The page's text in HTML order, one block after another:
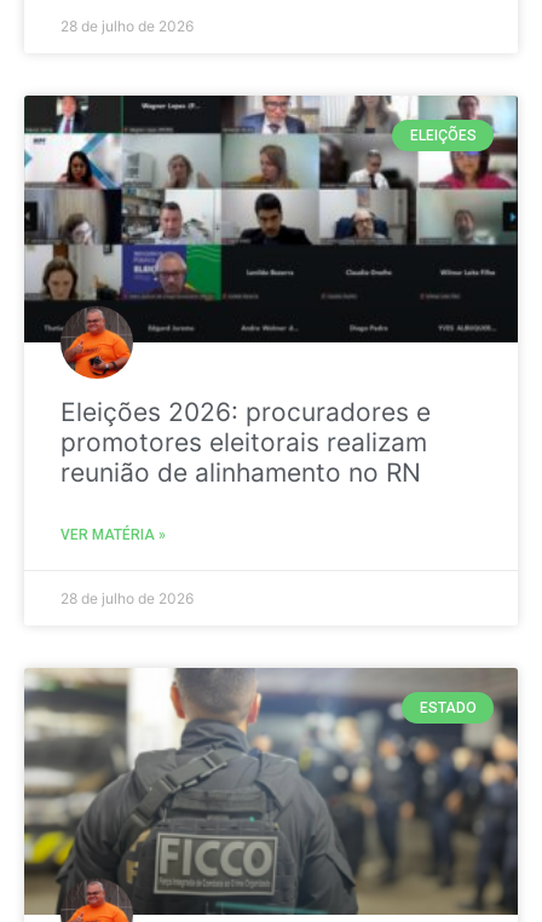
28 de julho de 2026
ELEIÇÕES
Eleições 2026: procuradores e
promotores eleitorais realizam
reunião de alinhamento no RN
VER MATÉRIA »
28 de julho de 2026
ESTADO